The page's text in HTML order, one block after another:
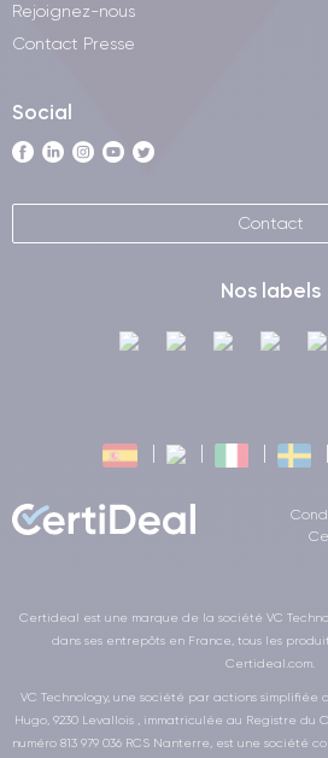
Rejoignez-nous
Contact Presse
Social
Contact
Nos labels
Certideal est une marque de la société VC
dans ses entrepôts en France, tous les
Certideal.com.
VC Technology, une société par actions simplifiée
Hugo, 9230 Levallois , immatriculée au Registre du
numéro 813 979 036 RCS Nanterre, est une société